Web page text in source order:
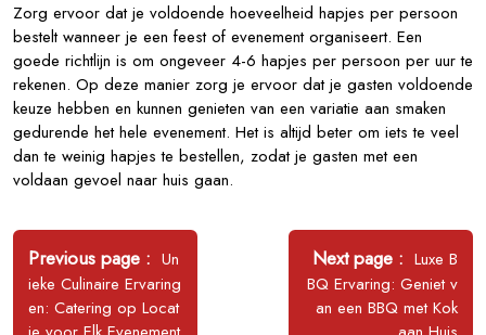
Zorg ervoor dat je voldoende hoeveelheid hapjes per persoon
bestelt wanneer je een feest of evenement organiseert. Een
goede richtlijn is om ongeveer 4-6 hapjes per persoon per uur te
rekenen. Op deze manier zorg je ervoor dat je gasten voldoende
keuze hebben en kunnen genieten van een variatie aan smaken
gedurende het hele evenement. Het is altijd beter om iets te veel
dan te weinig hapjes te bestellen, zodat je gasten met een
voldaan gevoel naar huis gaan.
Bericht
navigatie
Previous page
Older
Posts
Un
ieke Culinaire Ervaring
en: Catering op Locat
Next page
Newer
Posts
Luxe B
BQ Ervaring: Geniet v
an een BBQ met Kok